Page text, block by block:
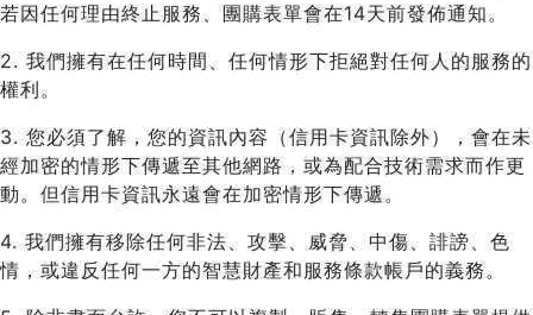
若因任何理由終止服務、團購表單會在14天前發佈通知。
2. 我們擁有在任何時間、任何情形下拒絕對任何人的服務的
權利。
3. 您必須了解，您的資訊內容（信用卡資訊除外），會在未
經加密的情形下傳遞至其他網路，或為配合技術需求而作更
動。但信用卡資訊永遠會在加密情形下傳遞。
4. 我們擁有移除任何非法、攻擊、威脅、中傷、誹謗、色
情，或違反任何一方的智慧財產和服務條款帳戶的義務。